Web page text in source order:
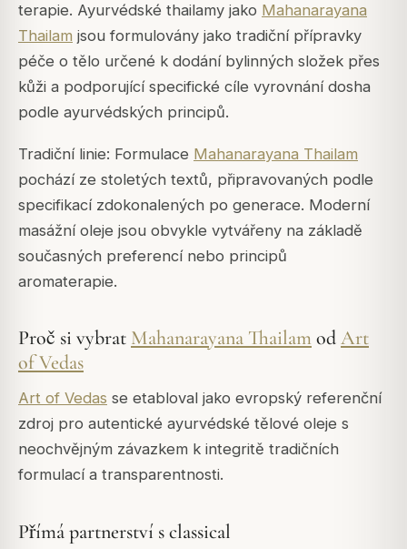
terapie. Ayurvédské thailamy jako Mahanarayana
Thailam jsou formulovány jako tradiční přípravky
péče o tělo určené k dodání bylinných složek přes
kůži a podporující specifické cíle vyrovnání dosha
podle ayurvédských principů.
Tradiční linie: Formulace Mahanarayana Thailam
pochází ze stoletých textů, připravovaných podle
specifikací zdokonalených po generace. Moderní
masážní oleje jsou obvykle vytvářeny na základě
současných preferencí nebo principů
aromaterapie.
Proč si vybrat Mahanarayana Thailam odArt
of Vedas
Art of Vedas se etabloval jako evropský referenční
zdroj pro autentické ayurvédské tělové oleje s
neochvějným závazkem k integritě tradičních
formulací a transparentnosti.
Přímá partnerství s classical